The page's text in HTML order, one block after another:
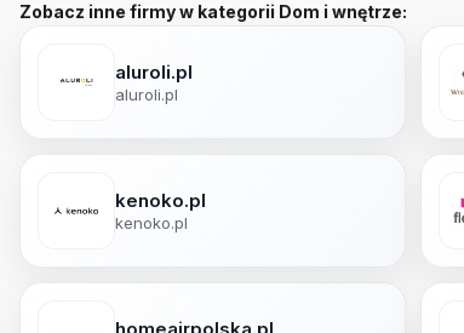
Zobacz inne firmy w kategorii Dom i wnętrze:
aluroli.pl
aluroli.pl
kenoko.pl
kenoko.pl
homeairpolska.pl